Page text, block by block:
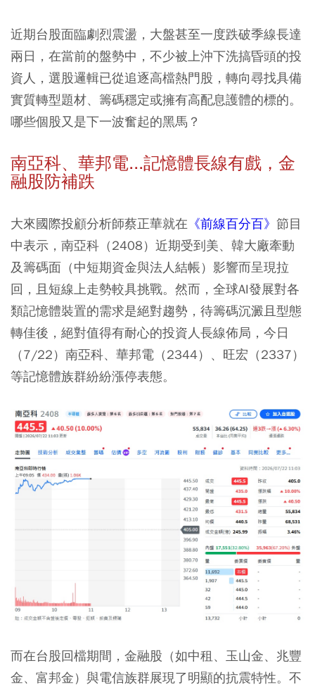
近期台股面臨劇烈震盪，大盤甚至一度跌破季線長達
兩日，在當前的盤勢中，不少被上沖下洗搞昏頭的投
資人，選股邏輯已從追逐高檔熱門股，轉向尋找具備
實質轉型題材、籌碼穩定或擁有高配息護體的標的。
哪些個股又是下一波奮起的黑馬？
南亞科、華邦電...記憶體長線有戲，金
融股防補跌
大來國際投顧分析師蔡正華就在 《前線百分百》 節目
中表示， 南亞科（2408） 近期受到美、韓大廠牽動
及籌碼面（中短期資金與法人結帳）影響而呈現拉
回，且短線上走勢較具挑戰。然而，全球AI發展對各
類記憶體裝置的需求是絕對趨勢，待籌碼沉澱且型態
轉佳後，絕對值得有耐心的投資人長線佈局，今日
（7/22）南亞科、 華邦電（2344） 、 旺宏（2337）
等記憶體族群紛紛漲停表態。
而在台股回檔期間，金融股（如中租、玉山金、兆豐
金、富邦金）與電信族群展現了明顯的抗震特性。不